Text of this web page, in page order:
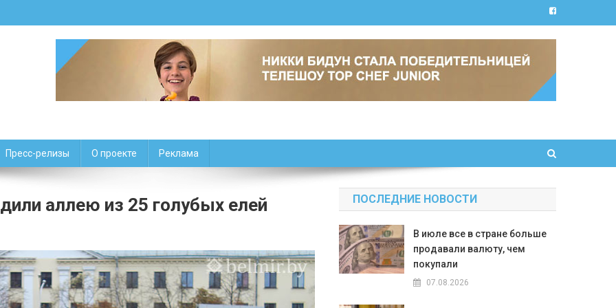
Пресс-релизы О проекте Реклама
аллею из 25 голубых елей ПОСЛЕДНИЕ НОВОСТИ
В июле все в стране больше
продавали валюту, чем
покупали
07.08.2026